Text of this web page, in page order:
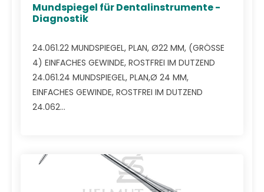
Mundspiegel für Dentalinstrumente -
Diagnostik
24.061.22 MUNDSPIEGEL, PLAN, Ø22 MM, (GRÖSSE
4) EINFACHES GEWINDE, ROSTFREI IM DUTZEND
24.061.24 MUNDSPIEGEL, PLAN,Ø 24 MM,
EINFACHES GEWINDE, ROSTFREI IM DUTZEND
24.062...